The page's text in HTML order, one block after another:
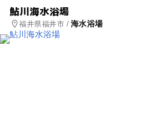
鮎川海水浴場
福井県福井市 / 海水浴場